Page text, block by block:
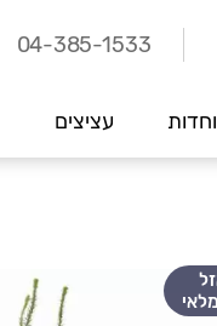
04-385-1533
עציצים